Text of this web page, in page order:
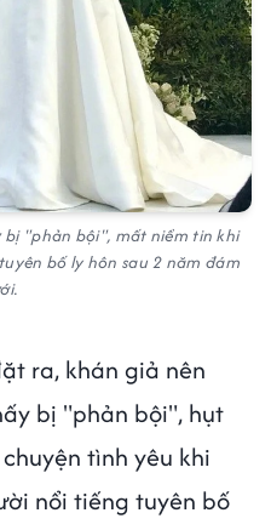
"phản bội", mất niềm tin khi
bố ly hôn sau 2 năm đám
ra, khán giả nên
bị "phản bội", hụt
tình yêu khi
nổi tiếng tuyên bố